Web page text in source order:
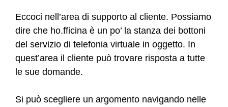
Eccoci nell’area di supporto al cliente. Possiamo
dire che ho.fficina è un po’ la stanza dei bottoni
del servizio di telefonia virtuale in oggetto. In
quest’area il cliente può trovare risposta a tutte
le sue domande.
Si può scegliere un argomento navigando nelle